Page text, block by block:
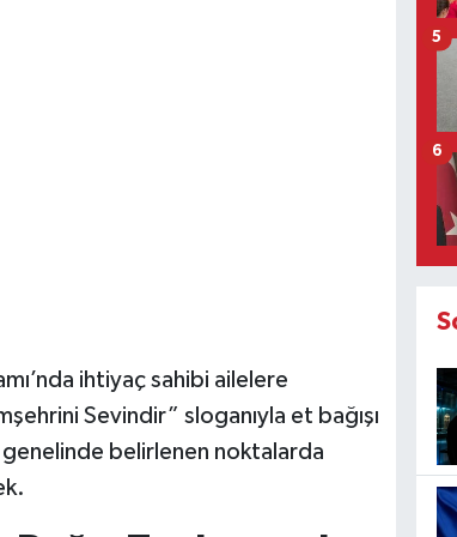
ihtiyaç sahibi ailelere
Sevindir” sloganıyla et bağışı
genelinde belirlenen noktalarda
5
6